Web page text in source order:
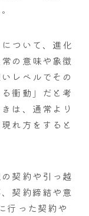
ついて、進化
の意味や象徴
レベルでその
衝動」だと考
は、通常より
れ方をすると
契約や引っ越
契約締結や意
行った契約や